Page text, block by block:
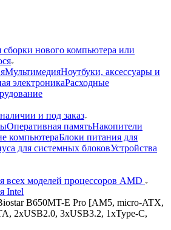
нового компьютера или
МультимедияНоутбуки, аксессуары и
электроникаРасходные
и под заказ
Оперативная памятьНакопители
компьютераБлоки питания для
для системных блоковУстройства
всех моделей процессоров AMD
Intel
B650MT-E Pro [AM5, micro-ATX,
2xUSB2.0, 3xUSB3.2, 1xType-C,